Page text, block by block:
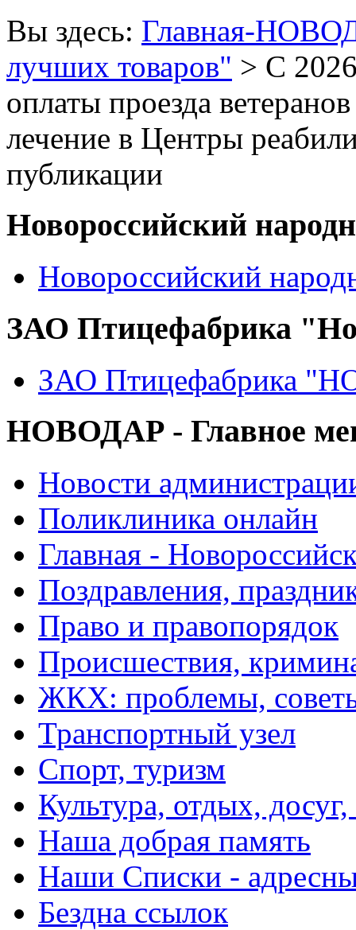
Вы здесь: Главная-
лучших товаров" > С
оплаты проезда
лечение в Центры
публикации
Новороссийский
Новороссийский
ЗАО Птицефабрика
ЗАО Птицефабрика
НОВОДАР - Главное
Новости
Поликлиника онлайн
Главная -
Поздравления,
Право и правопорядок
Происшествия,
ЖКХ: проблемы,
Транспортный узел
Спорт, туризм
Культура, отдых,
Наша добрая память
Наши Списки -
Бездна ссылок